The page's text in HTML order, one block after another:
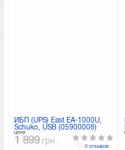
ИБП (UPS) East EA-1000U,
Schuko, USB (05900008)
цена
1 899 грн.
0 отзывов